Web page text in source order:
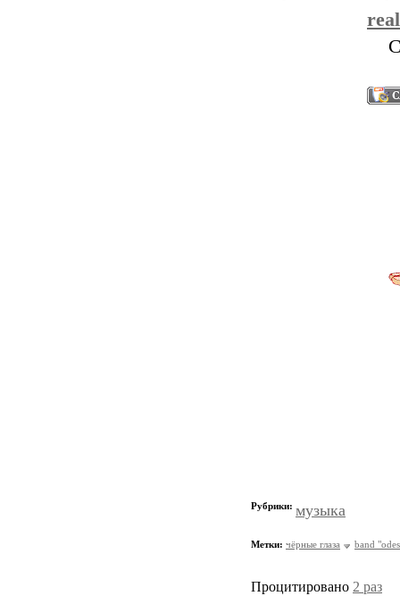
Рубрики: музыка
Метки: чёрные глаза band
Процитировано 2 раз